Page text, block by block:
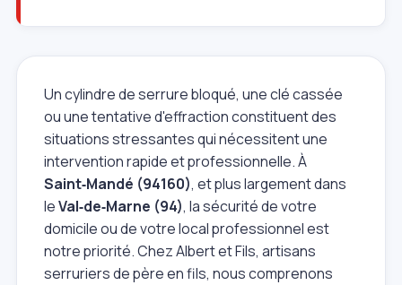
Un cylindre de serrure bloqué, une clé cassée
ou une tentative d'effraction constituent des
situations stressantes qui nécessitent une
intervention rapide et professionnelle. À
Saint‑Mandé (94160), et plus largement dans
leVal‑de‑Marne (94), la sécurité de votre
domicile ou de votre local professionnel est
notre priorité. Chez Albert et Fils, artisans
serruriers de père en fils, nous comprenons